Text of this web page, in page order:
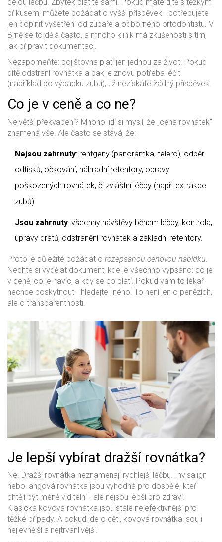
celou léčbu. Zbytek platíte sami. Pokud máte dítě s těžkým
příkusem, můžete požádat o vyšší příspěvek - potřebujete
jen doplnit vyšetření od zubaře a odborného ortodontistu. V
Brně se to dělá často, a mnoho klinik má zkušenosti s tím,
jak připravit dokumentaci.
Nezapomeňte: pojišťovna platí jen jednou za život. Pokud
dítě odstraní rovnátka a pak je znovu potřeba léčit
(například po výpadku zubu), už nezískáte žádný příspěvek.
Co je v ceně a co ne?
Největší překvapení? Mnoho lidí si myslí, že „cena rovnátek“
znamená vše. Ale často se stává, že:
Nejsou zahrnuty: rentgeny (panorámka, telero), odběr
odtisků, očkování, náhradní retentory, opravy
poškozených rovnátek, či zvláštní léčby (např. extrakce
zubů).
Jsou zahrnuty: všechny návštěvy během léčby, kontrola,
úpravy drátů, odstranění rovnátek a základní retentory.
Proto je důležité požádat o rozepsanou cenovou nabídku.
Nechte si vydělat dokument, kde je všechno vypsáno: co je
v ceně, co je navíc, a kdy se co platí. Pokud vám to lékař
nechce poskytnout - hledejte jiného. To není jen o penězích,
ale o transparentnosti.
Je lepší vybírat dražší rovnátka?
Ne. Dražší rovnátka neznamenají rychlejší léčbu. Invisalign
nebo langová rovnátka jsou výhodná pro dospělé, kteří
chtějí být méně viditelní - ale nejsou lepší pro zdraví.
Klasická kovová rovnátka jsou stále nejefektivnější pro
těžké případy. A pokud jde o děti, kovová rovnátka jsou i
nejlevnější a nejtrvanlivější.